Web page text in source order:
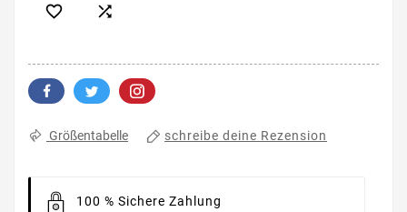
 
Größentabelle schreibe deine Rezension
100 % Sichere Zahlung